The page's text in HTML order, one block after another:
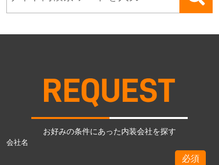
お好みの条件にあった内装会社を探す
会社名
必須